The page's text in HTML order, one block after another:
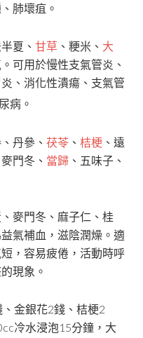
肺壞疽。
夏、甘草 、粳米、 大
可用於慢性支氣管炎、
、消化性潰瘍、支氣管
病。
、丹參、茯苓 、桔梗 、遠
門冬、 當歸 、五味子、
麥門冬、麻子仁、桂
氣補血，滋陰潤燥。適
，容易疲倦，活動時呼
現象。
金銀花2錢、桔梗2
冷水浸泡15分鐘，大